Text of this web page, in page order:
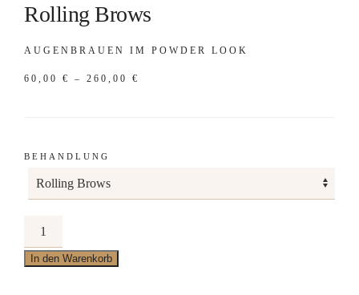
Rolling Brows
AUGENBRAUEN IM POWDER LOOK
60,00 € – 260,00 €
BEHANDLUNG
Rolling
Brows
Menge
In den Warenkorb